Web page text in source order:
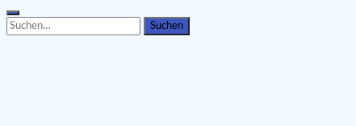
Search
for:
Search